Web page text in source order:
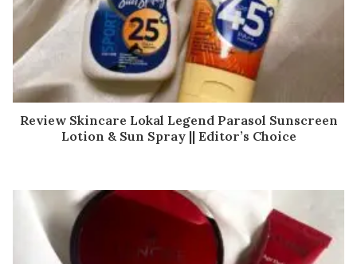
Review Skincare Lokal Legend Parasol Sunscreen
Lotion & Sun Spray || Editor’s Choice